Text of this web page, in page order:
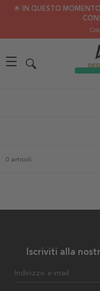
🌟 IN QUESTO
0 articoli
Iscriviti alla
Indirizzo e-mail